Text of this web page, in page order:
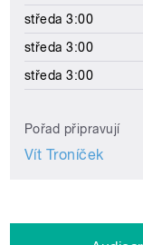
středa 3:00
středa 3:00
středa 3:00
Pořad připravují
Vít Troníček